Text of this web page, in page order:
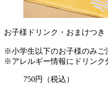
お子様ドリンク・おまけつき
※小学生以下のお子様のみご
※アレルギー情報にドリンク
750円 （税込）